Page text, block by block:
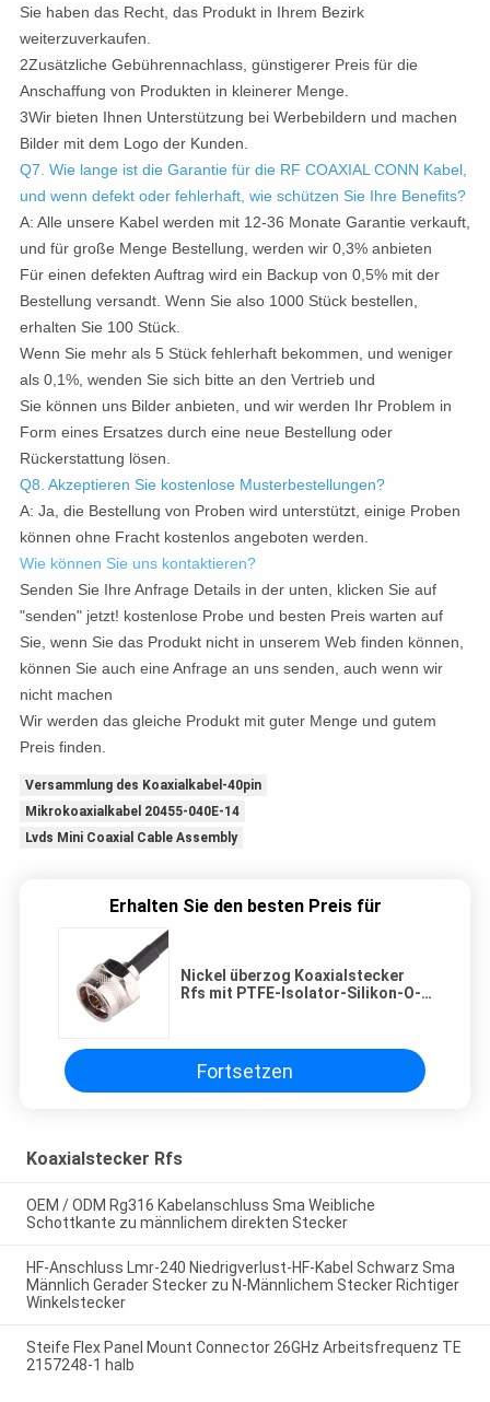
Sie haben das Recht, das Produkt in Ihrem Bezirk
weiterzuverkaufen.
2Zusätzliche Gebührennachlass, günstigerer Preis für die
Anschaffung von Produkten in kleinerer Menge.
3Wir bieten Ihnen Unterstützung bei Werbebildern und machen
Bilder mit dem Logo der Kunden.
Q7. Wie lange ist die Garantie für die RF COAXIAL CONN Kabel,
und wenn defekt oder fehlerhaft, wie schützen Sie Ihre Benefits?
A: Alle unsere Kabel werden mit 12-36 Monate Garantie verkauft,
und für große Menge Bestellung, werden wir 0,3% anbieten
Für einen defekten Auftrag wird ein Backup von 0,5% mit der
Bestellung versandt. Wenn Sie also 1000 Stück bestellen,
erhalten Sie 100 Stück.
Wenn Sie mehr als 5 Stück fehlerhaft bekommen, und weniger
als 0,1%, wenden Sie sich bitte an den Vertrieb und
Sie können uns Bilder anbieten, und wir werden Ihr Problem in
Form eines Ersatzes durch eine neue Bestellung oder
Rückerstattung lösen.
Q8. Akzeptieren Sie kostenlose Musterbestellungen?
A: Ja, die Bestellung von Proben wird unterstützt, einige Proben
können ohne Fracht kostenlos angeboten werden.
Wie können Sie uns kontaktieren?
Senden Sie Ihre Anfrage Details in der unten, klicken Sie auf
"senden" jetzt! kostenlose Probe und besten Preis warten auf
Sie, wenn Sie das Produkt nicht in unserem Web finden können,
können Sie auch eine Anfrage an uns senden, auch wenn wir
nicht machen
Wir werden das gleiche Produkt mit guter Menge und gutem
Preis finden.
Versammlung des Koaxialkabel-40pin
Mikrokoaxialkabel 20455-040E-14
Lvds Mini Coaxial Cable Assembly
Erhalten Sie den besten Preis für
Nickel überzog Koaxialstecker
Rfs mit PTFE-Isolator-Silikon-O-
Fortsetzen
Koaxialstecker Rfs
OEM / ODM Rg316 Kabelanschluss Sma Weibliche
Schottkante zu männlichem direkten Stecker
HF-Anschluss Lmr-240 Niedrigverlust-HF-Kabel Schwarz Sma
Männlich Gerader Stecker zu N-Männlichem Stecker Richtiger
Winkelstecker
Steife Flex Panel Mount Connector 26GHz Arbeitsfrequenz TE
2157248-1 halb